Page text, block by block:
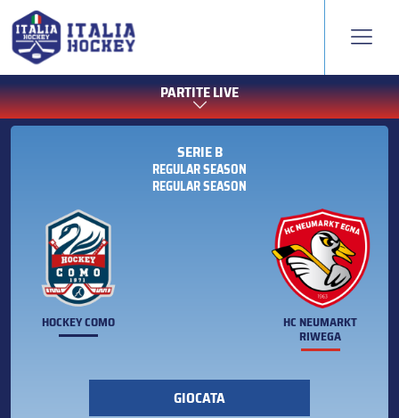
PARTITE LIVE
SERIE B
REGULAR SEASON
REGULAR SEASON
HOCKEY COMO HC NEUMARKT
RIWEGA
GIOCATA